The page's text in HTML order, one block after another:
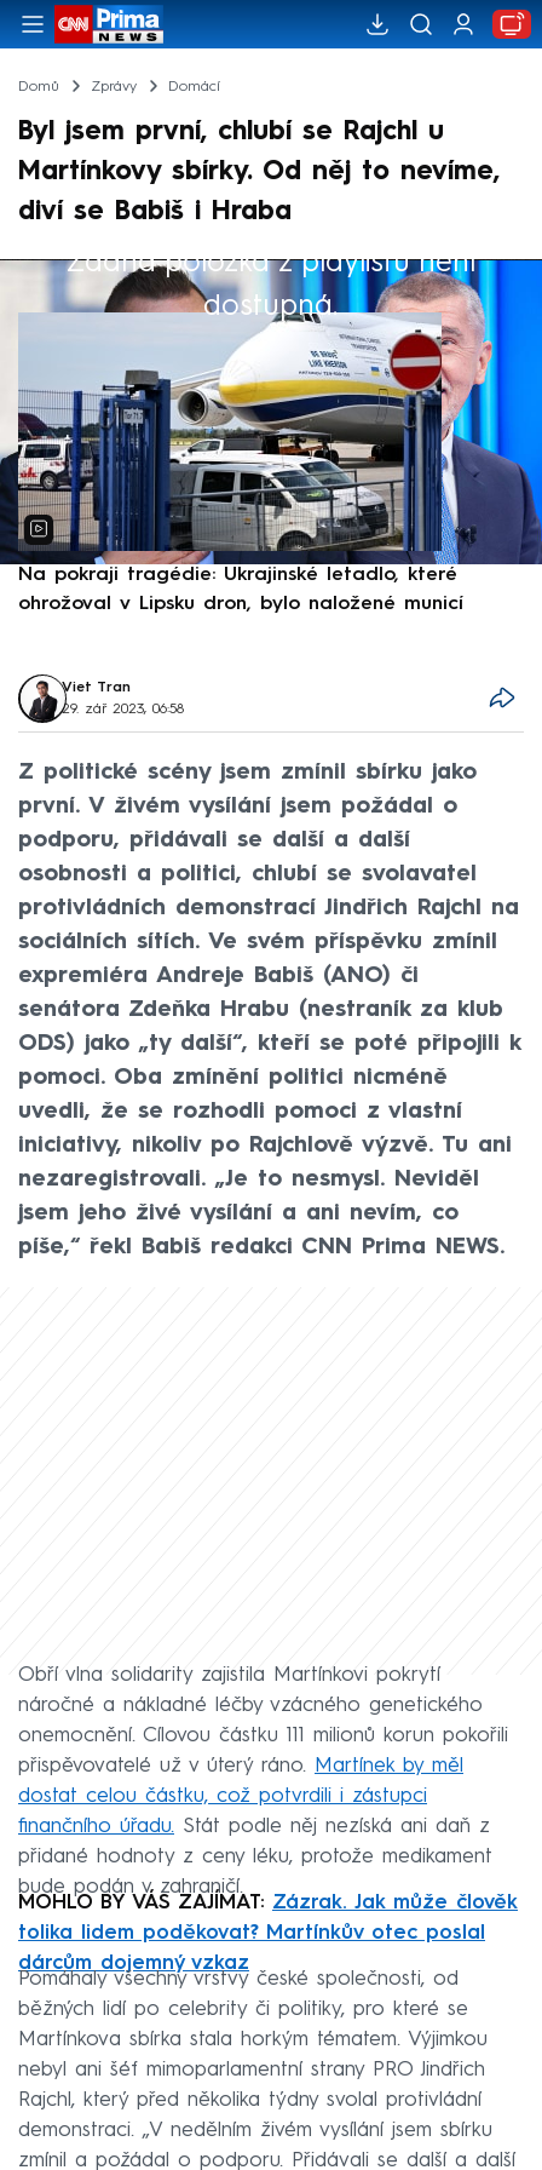
Domů Zprávy Domácí
Byl jsem první, chlubí se Rajchl u
Martínkovy sbírky. Od něj to nevíme,
diví se Babiš i Hraba
Žádná položka z playlistu není
dostupná.
Výběr redakce
Na pokraji tragédie: Ukrajinské letadlo, které
ohrožoval v Lipsku dron, bylo naložené municí
Viet Tran
29. zář 2023, 06:58
Z politické scény jsem zmínil sbírku jako
první. V živém vysílání jsem požádal o
podporu, přidávali se další a další
osobnosti a politici, chlubí se svolavatel
protivládních demonstrací Jindřich Rajchl na
sociálních sítích. Ve svém příspěvku zmínil
expremiéra Andreje Babiš (ANO) či
senátora Zdeňka Hrabu (nestraník za klub
ODS) jako „ty další“, kteří se poté připojili k
pomoci. Oba zmínění politici nicméně
uvedli, že se rozhodli pomoci z vlastní
iniciativy, nikoliv po Rajchlově výzvě. Tu ani
nezaregistrovali. „Je to nesmysl. Neviděl
jsem jeho živé vysílání a ani nevím, co
píše,“ řekl Babiš redakci CNN Prima NEWS.
Obří vlna solidarity zajistila Martínkovi pokrytí
náročné a nákladné léčby vzácného genetického
onemocnění. Cílovou částku 111 milionů korun pokořili
přispěvovatelé už v úterý ráno. Martínek by měl
dostat celou částku, což potvrdili i zástupci
finančního úřadu. Stát podle něj nezíská ani daň z
přidané hodnoty z ceny léku, protože medikament
bude podán v zahraničí.
MOHLO BY VÁS ZAJÍMAT: Zázrak. Jak může člověk
tolika lidem poděkovat? Martínkův otec poslal
dárcům dojemný vzkaz
Pomáhaly všechny vrstvy české společnosti, od
běžných lidí po celebrity či politiky, pro které se
Martínkova sbírka stala horkým tématem. Výjimkou
nebyl ani šéf mimoparlamentní strany PRO Jindřich
Rajchl, který před několika týdny svolal protivládní
demonstraci. „V nedělním živém vysílání jsem sbírku
zmínil a požádal o podporu. Přidávali se další a další